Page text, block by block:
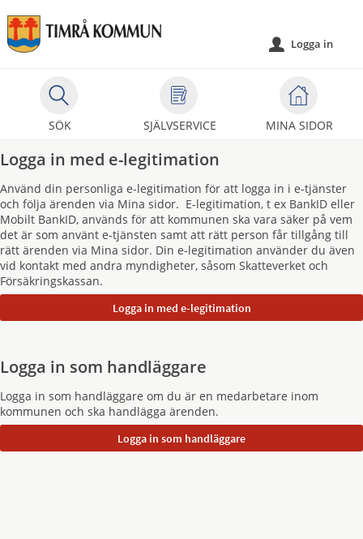
Välkommen
till
självservice
kommun
SÖK SJÄLVSERVICE MINA SIDOR
u Logga in
Logga in med e-legitimation
Använd din personliga e-legitimation för att logga in i e-tjänster
och följa ärenden via Mina sidor. E-legitimation, t ex BankID eller
Mobilt BankID, används för att kommunen ska vara säker på vem
det är som använt e-tjänsten samt att rätt person får tillgång till
rätt ärenden via Mina sidor. Din e-legitimation använder du även
vid kontakt med andra myndigheter, såsom Skatteverket och
Försäkringskassan.
Logga in som handläggare
Logga in som handläggare om du är en medarbetare inom
kommunen och ska handlägga ärenden.